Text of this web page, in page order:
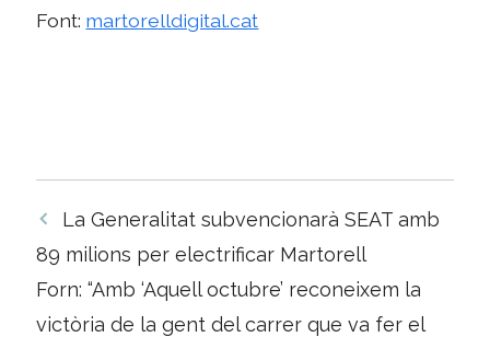
Font: martorelldigital.cat
Navegació
per
entrades
La Generalitat subvencionarà SEAT amb
89 milions per electrificar Martorell
Forn: “Amb ‘Aquell octubre’ reconeixem la
victòria de la gent del carrer que va fer el